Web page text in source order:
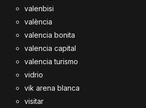
valenbisi
valència
valencia bonita
valencia capital
valencia turismo
vidrio
vik arena blanca
visitar